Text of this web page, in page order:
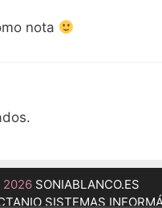
nota
2026 SONIABLANCO.ES
SISTEMAS